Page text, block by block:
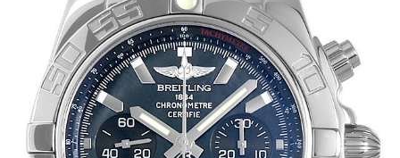
全てのブランドを見
る
ロレックス
パテック
フィリップ